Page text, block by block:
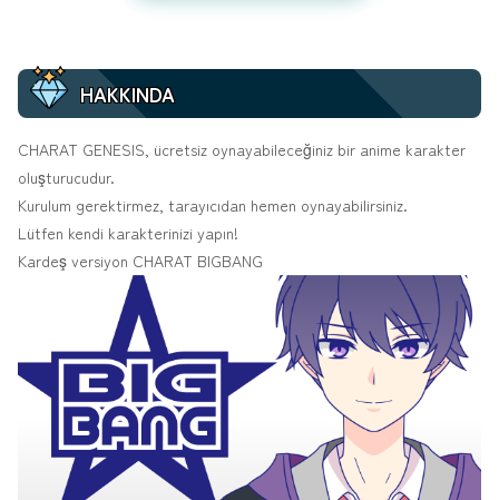
HAKKINDA
CHARAT GENESIS, ücretsiz oynayabileceğiniz bir anime karakter
oluşturucudur.
Kurulum gerektirmez, tarayıcıdan hemen oynayabilirsiniz.
Lütfen kendi karakterinizi yapın!
Kardeş versiyon CHARAT BIGBANG